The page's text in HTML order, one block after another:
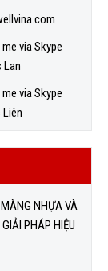
Lan
Liên
NHỰA VÀ
PHÁP HIỆU